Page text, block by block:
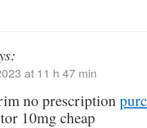
at 11 h 47 min
no prescription
10mg cheap